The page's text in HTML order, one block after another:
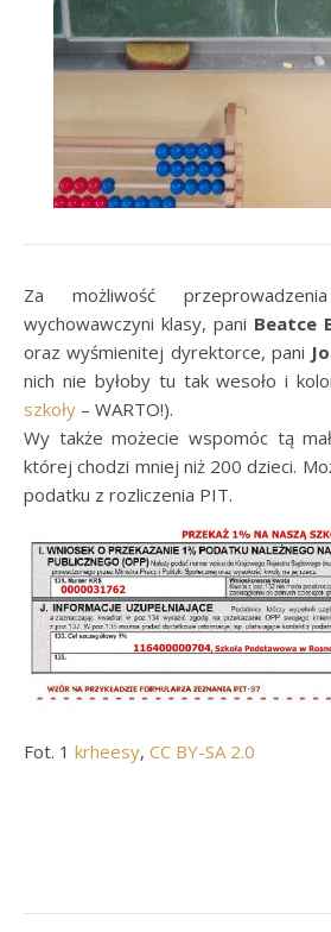
Za możliwość
wychowawczyni klasy, pani Beatce
oraz wyśmienitej dyrektorce, pani
nich nie byłoby tu tak wesoło i
szkoły – WARTO!).
Wy także możecie wspomóc tą
której chodzi mniej niż 200 dzieci.
podatku z rozliczenia PIT.
Fot. 1 krheesy, CC BY-SA 2.0